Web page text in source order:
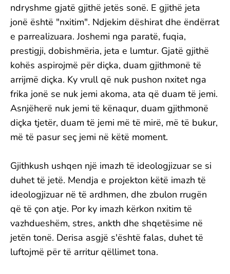
ndryshme gjatë gjithë jetës sonë. E gjithë jeta
jonë është "nxitim". Ndjekim dëshirat dhe ëndërrat
e parrealizuara. Joshemi nga paratë, fuqia,
prestigji, dobishmëria, jeta e lumtur. Gjatë gjithë
kohës aspirojmë për diçka, duam gjithmonë të
arrijmë diçka. Ky vrull që nuk pushon nxitet nga
frika jonë se nuk jemi akoma, ata që duam të jemi.
Asnjëherë nuk jemi të kënaqur, duam gjithmonë
diçka tjetër, duam të jemi më të mirë, më të bukur,
më të pasur seç jemi në këtë moment.
Gjithkush ushqen një imazh të ideologjizuar se si
duhet të jetë. Mendja e projekton këtë imazh të
ideologjizuar në të ardhmen, dhe zbulon rrugën
që të çon atje. Por ky imazh kërkon nxitim të
vazhdueshëm, stres, ankth dhe shqetësime në
jetën tonë. Derisa asgjë s'është falas, duhet të
luftojmë për të arritur qëllimet tona.